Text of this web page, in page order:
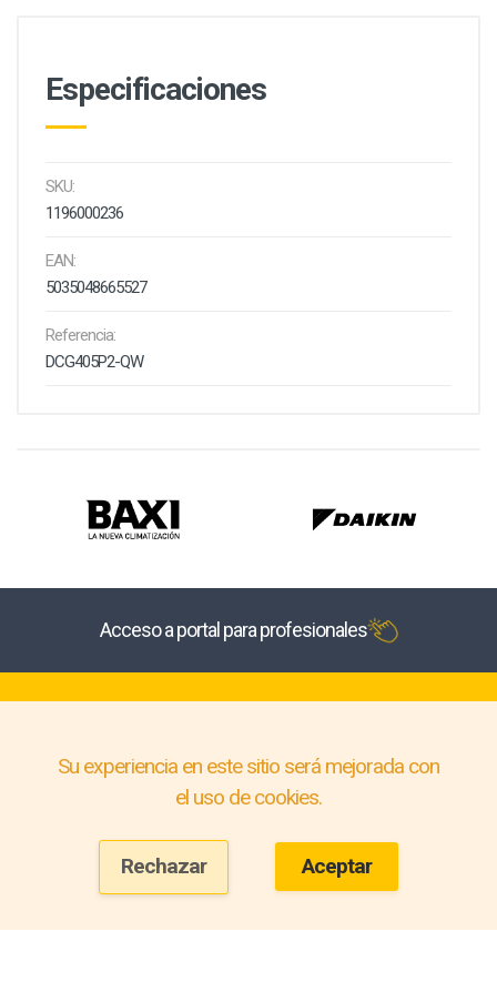
Especificaciones
SKU:
1196000236
EAN:
5035048665527
Referencia:
DCG405P2-QW
Acceso a portal para profesionales
Su experiencia en este sitio será mejorada con
el uso de cookies.
Rechazar Aceptar